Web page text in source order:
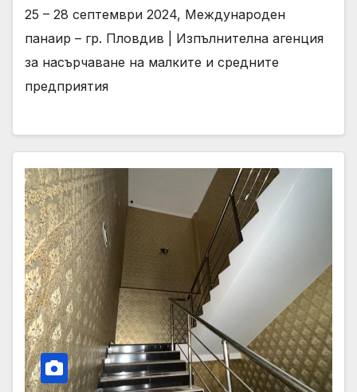
25 – 28 септември 2024, Международен
панаир – гр. Пловдив | Изпълнителна агенция
за насърчаване на малките и средните
предприятия